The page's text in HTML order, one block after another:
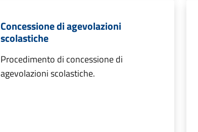
Concessione di agevolazioni
scolastiche
Procedimento di concessione di
agevolazioni scolastiche.